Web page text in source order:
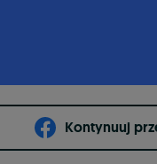
Kontynuuj